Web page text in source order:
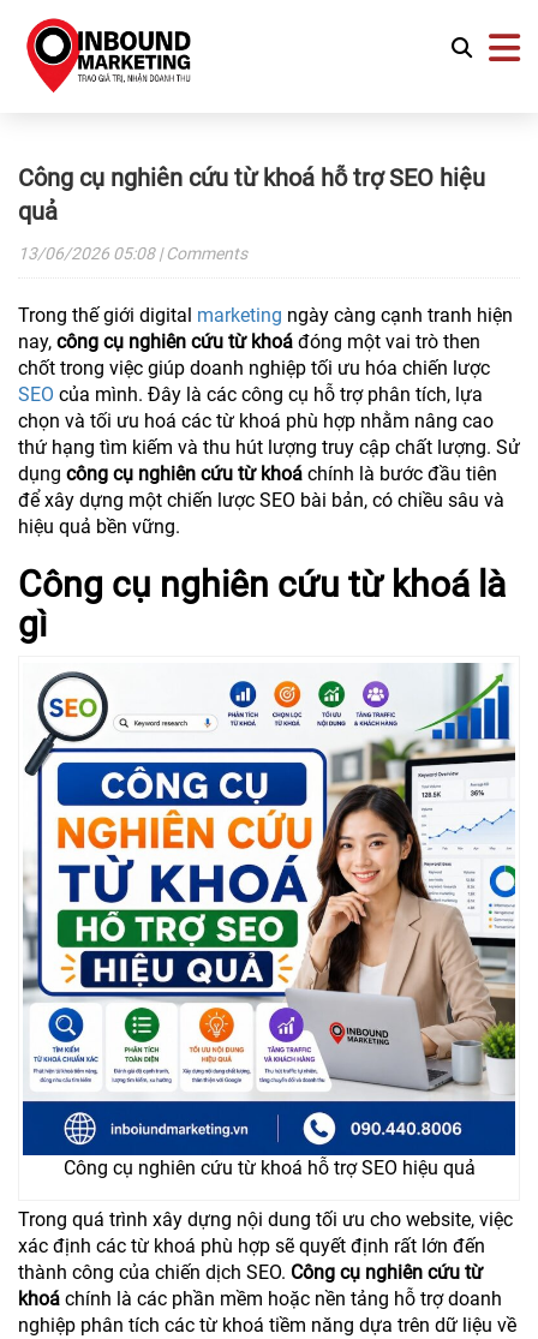
Công cụ nghiên cứu từ khoá hỗ trợ SEO hiệu
quả
13/06/2026 05:08| Comments
Trong thế giới digital marketing ngày càng cạnh tranh hiện
nay, công cụ nghiên cứu từ khoá đóng một vai trò then
chốt trong việc giúp doanh nghiệp tối ưu hóa chiến lược
SEO của mình. Đây là các công cụ hỗ trợ phân tích, lựa
chọn và tối ưu hoá các từ khoá phù hợp nhằm nâng cao
thứ hạng tìm kiếm và thu hút lượng truy cập chất lượng. Sử
dụng công cụ nghiên cứu từ khoá chính là bước đầu tiên
để xây dựng một chiến lược SEO bài bản, có chiều sâu và
hiệu quả bền vững.
Công cụ nghiên cứu từ khoá là
gì
Công cụ nghiên cứu từ khoá hỗ trợ SEO hiệu quả
Trong quá trình xây dựng nội dung tối ưu cho website, việc
xác định các từ khoá phù hợp sẽ quyết định rất lớn đến
thành công của chiến dịch SEO. Công cụ nghiên cứu từ
khoá chính là các phần mềm hoặc nền tảng hỗ trợ doanh
nghiệp phân tích các từ khoá tiềm năng dựa trên dữ liệu về